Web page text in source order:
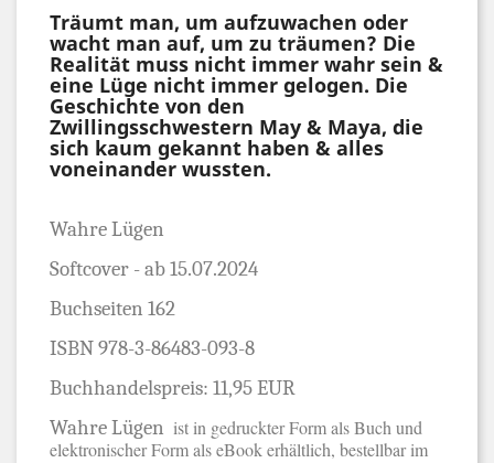
Träumt man, um aufzuwachen oder
wacht man auf, um zu träumen? Die
Realität muss nicht immer wahr sein &
eine Lüge nicht immer gelogen. Die
Geschichte von den
Zwillingsschwestern May & Maya, die
sich kaum gekannt haben & alles
voneinander wussten.
Wahre Lügen
Softcover - ab 15.07.2024
Buchseiten 162
ISBN 978-3-86483-093-8
Buchhandelspreis: 11,95 EUR
Wahre Lügen ist in gedruckter Form als Buch und
elektronischer Form als eBook erhältlich, bestellbar im